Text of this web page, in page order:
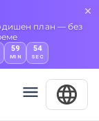
план — без
59
MIN
53
SEC